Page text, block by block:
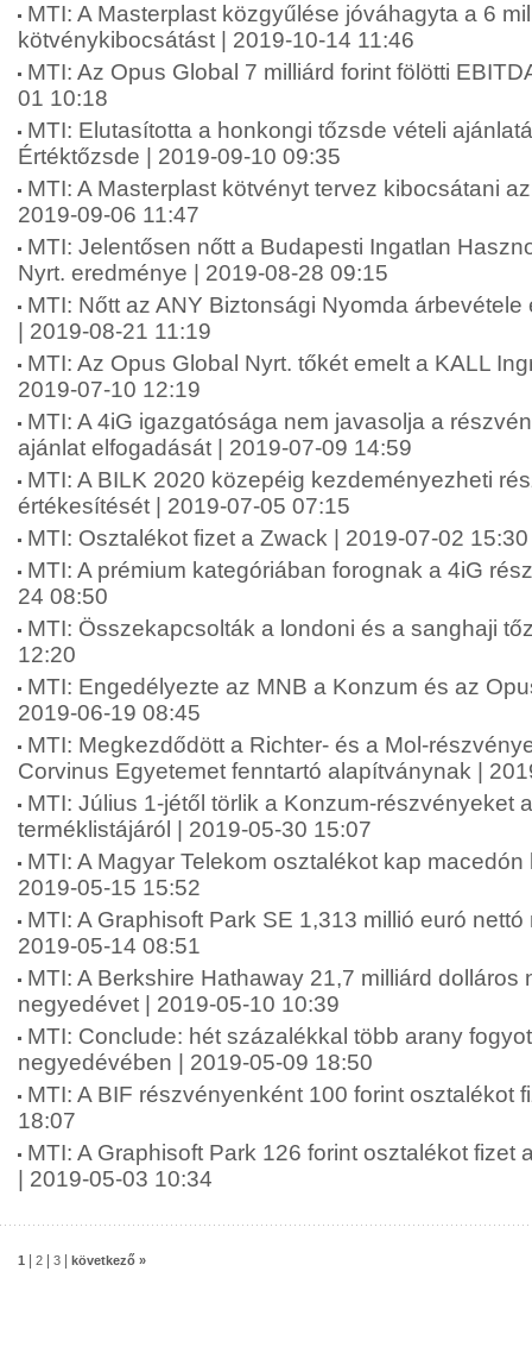
MTI: A Masterplast közgyűlése jóváhagyta a 6
kötvénykibocsátást | 2019-10-14 11:46
MTI: Az Opus Global 7 milliárd forint fölötti
01 10:18
MTI: Elutasította a honkongi tőzsde vételi
Értéktőzsde | 2019-09-10 09:35
MTI: A Masterplast kötvényt tervez kibocsátani
2019-09-06 11:47
MTI: Jelentősen nőtt a Budapesti Ingatlan
Nyrt. eredménye | 2019-08-28 09:15
MTI: Nőtt az ANY Biztonsági Nyomda
| 2019-08-21 11:19
MTI: Az Opus Global Nyrt. tőkét emelt a KALL
2019-07-10 12:19
MTI: A 4iG igazgatósága nem javasolja a
ajánlat elfogadását | 2019-07-09 14:59
MTI: A BILK 2020 közepéig kezdeményezheti
értékesítését | 2019-07-05 07:15
MTI: Osztalékot fizet a Zwack | 2019-07-02 15:30
MTI: A prémium kategóriában forognak a 4iG
24 08:50
MTI: Összekapcsolták a londoni és a sanghaji
12:20
MTI: Engedélyezte az MNB a Konzum és az
2019-06-19 08:45
MTI: Megkezdődött a Richter- és a Mol-
Corvinus Egyetemet fenntartó alapítványnak |
MTI: Július 1-jétől törlik a Konzum-részvényeket
terméklistájáról | 2019-05-30 15:07
MTI: A Magyar Telekom osztalékot kap
2019-05-15 15:52
MTI: A Graphisoft Park SE 1,313 millió euró
2019-05-14 08:51
MTI: A Berkshire Hathaway 21,7 milliárd dolláros
negyedévet | 2019-05-10 10:39
MTI: Conclude: hét százalékkal több arany
negyedévében | 2019-05-09 18:50
MTI: A BIF részvényenként 100 forint osztalékot
18:07
MTI: A Graphisoft Park 126 forint osztalékot fizet
| 2019-05-03 10:34
1 2 3 következő »